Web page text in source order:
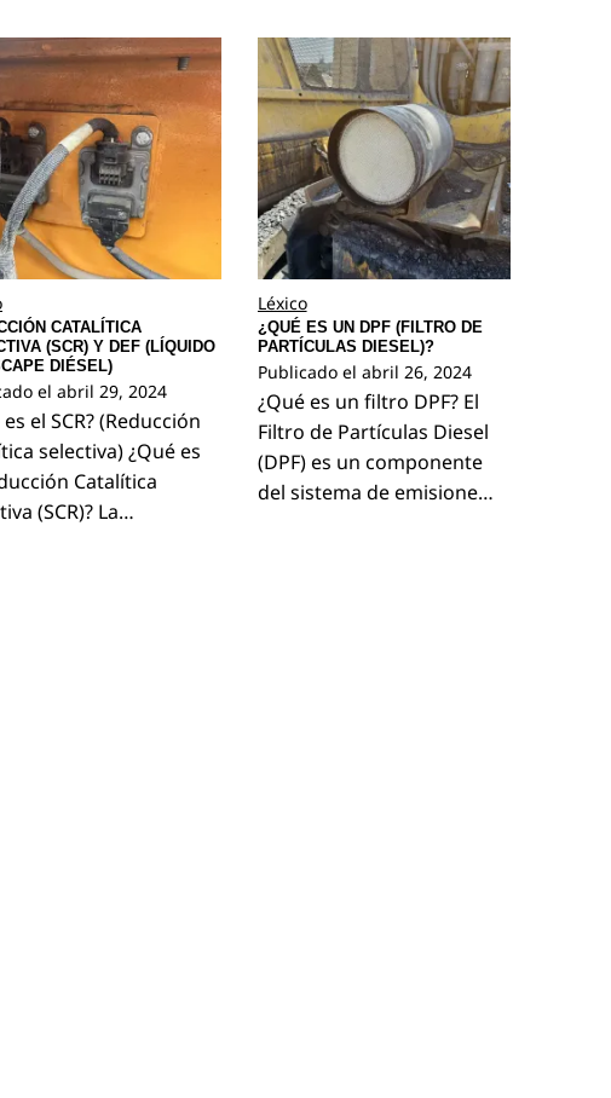
CATALÍTICA
(SCR) Y DEF (LÍQUIDO
DIÉSEL)
el abril 29, 2024
el SCR? (Reducción
selectiva) ¿Qué es
Catalítica
(SCR)? La…
Léxico
¿QUÉ ES UN DPF (FILTRO DE
PARTÍCULAS DIESEL)?
Publicado el abril 26, 2024
¿Qué es un filtro DPF? El
Filtro de Partículas Diesel
(DPF) es un componente
del sistema de emisione…